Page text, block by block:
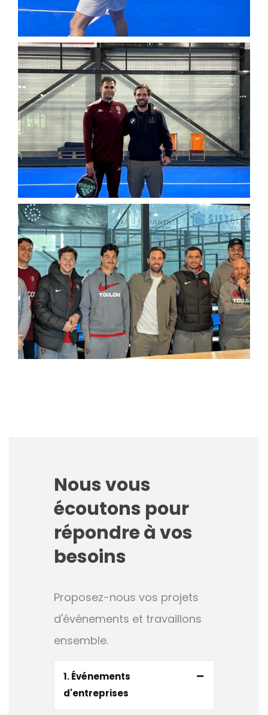
Nous vous
écoutons pour
répondre à vos
besoins
Proposez-nous vos projets
d'événements et travaillons
ensemble.
1. Événements
d'entreprises